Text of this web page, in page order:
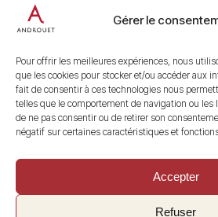
Gérer le
Pour offrir les meilleures expériences, nous
que les cookies pour stocker et/ou accéder aux
fait de consentir à ces technologies nous
telles que le comportement de navigation ou les
de ne pas consentir ou de retirer son
négatif sur certaines caractéristiques et
Accepter
Refuser
L’ART DU FROMAGE
Nous suivre
@maisonandrouet
Copyright © 2026
Site parMake the